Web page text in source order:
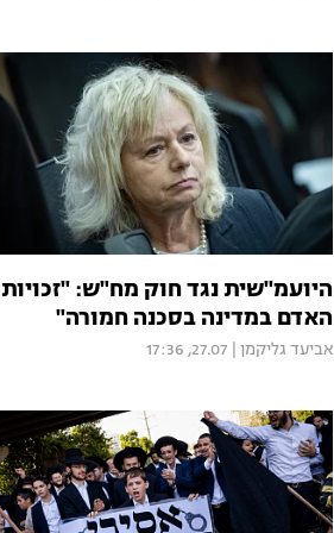
היועמ"שית נגד חוק מח"ש: "זכויות
האדם במדינה בסכנה חמורה"
אביעד גליקמן 27.07, 17:36